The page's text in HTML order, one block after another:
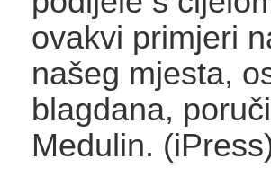
ovakvi primjeri
našeg mjesta,
blagdana,
Medulin.